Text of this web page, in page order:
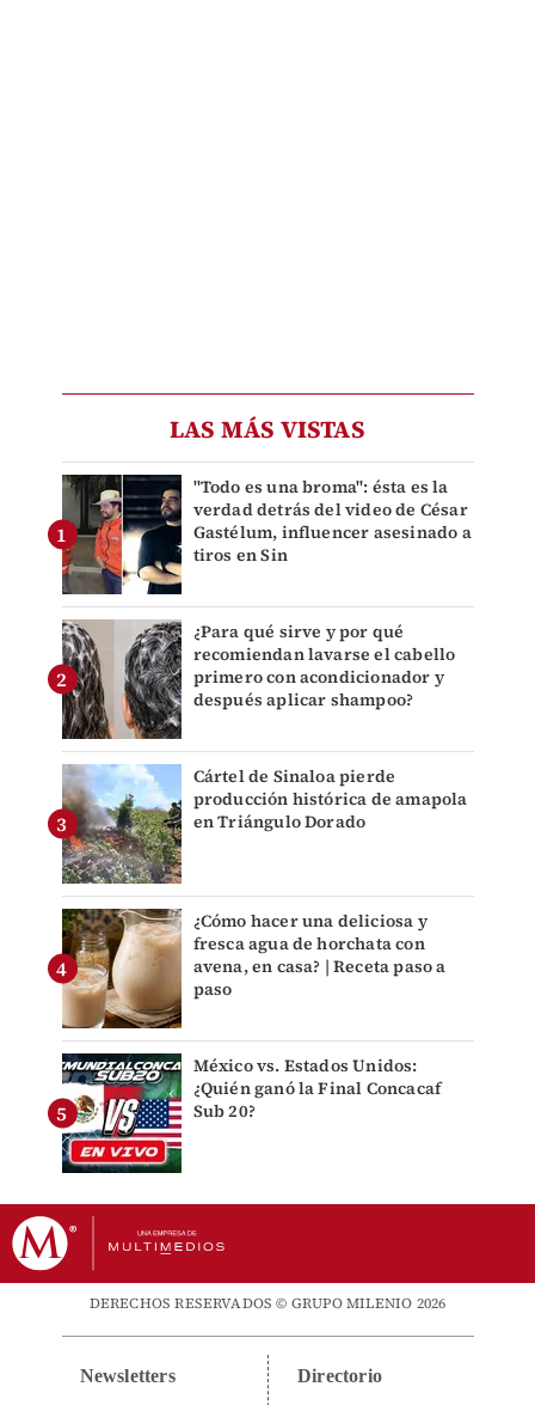
LAS MÁS VISTAS
"Todo es una broma": ésta es la
verdad detrás del video de César
Gastélum, influencer asesinado a
tiros en Sin
¿Para qué sirve y por qué
recomiendan lavarse el cabello
primero con acondicionador y
después aplicar shampoo?
Cártel de Sinaloa pierde
producción histórica de amapola
en Triángulo Dorado
¿Cómo hacer una deliciosa y
fresca agua de horchata con
avena, en casa? | Receta paso a
paso
México vs. Estados Unidos:
¿Quién ganó la Final Concacaf
Sub 20?
DERECHOS RESERVADOS © GRUPO MILENIO 2026
Newsletters Directorio